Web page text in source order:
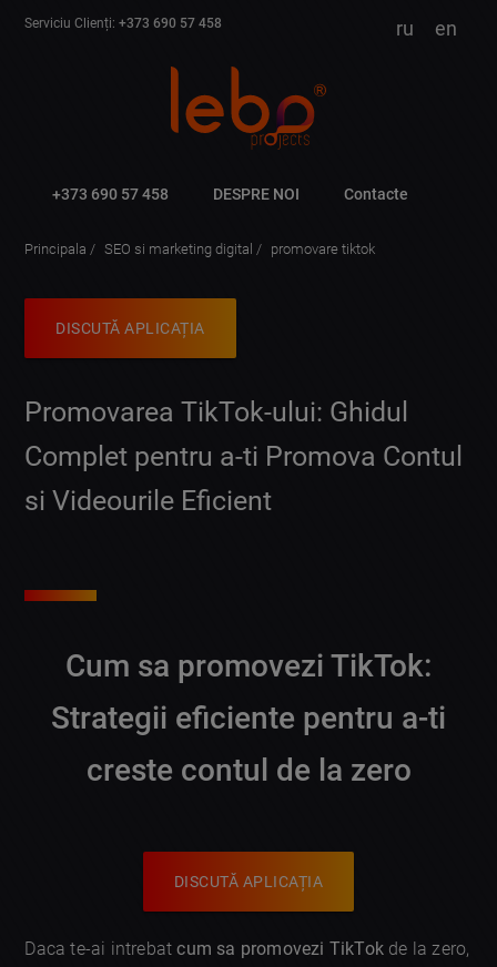
Serviciu Clienți:+373 690 57 458 ru en
+373 690 57 458 DESPRE NOI Contacte
Principala SEO si marketing digital promovare tiktok
DISCUTĂ APLICAȚIA
Promovarea TikTok-ului: Ghidul
Complet pentru a-ti Promova Contul
si Videourile Eficient
Cum sa promovezi TikTok:
Strategii eficiente pentru a-ti
creste contul de la zero
DISCUTĂ APLICAȚIA
Daca te-ai intrebatcum sa promovezi TikTok de la zero,